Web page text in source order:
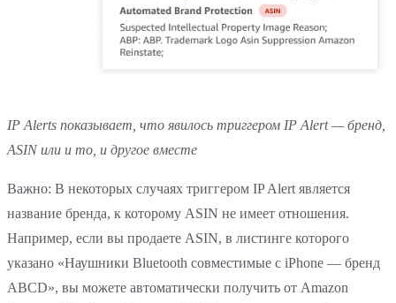
IP Alerts показывает, что явилось триггером IP Alert — бренд,
ASIN или и то, и другое вместе
Важно: В некоторых случаях триггером IP Alert является
название бренда, к которому ASIN не имеет отношения.
Например, если вы продаете ASIN, в листинге которого
указано «Наушники Bluetooth совместимые с iPhone — бренд
ABCD», вы можете автоматически получить от Amazon